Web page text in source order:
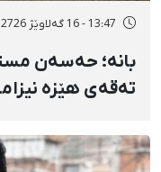
13:47 - 16 گەلاوێژ 2726
بانه؛ حەسەن
تەقەی هێزە